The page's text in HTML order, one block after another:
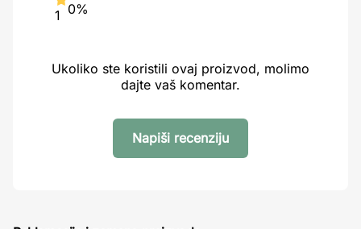
1 0%
Ukoliko ste koristili ovaj proizvod, molimo
dajte vaš komentar.
Napiši recenziju